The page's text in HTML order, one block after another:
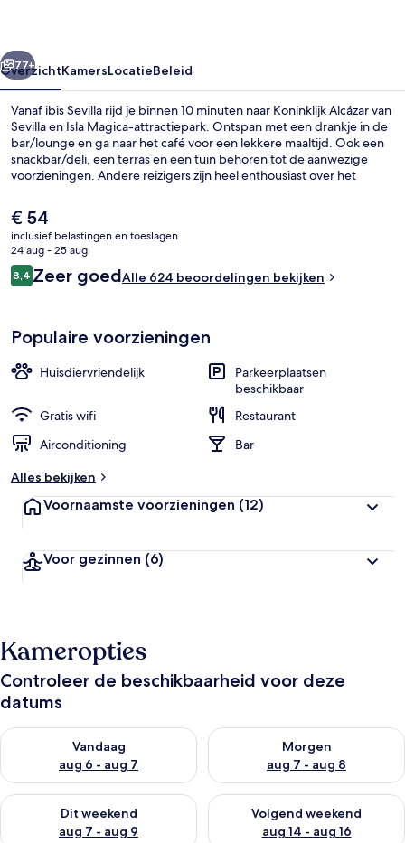
Volgende
77+
OverzichtKamersLocatieBeleid
Vanaf ibis Sevilla rijd je binnen 10 minuten naar Koninklijk Alcázar van
Sevilla en Isla Magica-attractiepark. Ontspan met een drankje in de
bar/lounge en ga naar het café voor een lekkere maaltijd. Ook een
snackbar/deli, een terras en een tuin behoren tot de aanwezige
voorzieningen. Andere reizigers zijn heel enthousiast over het
De
huidige
prijs
is
€ 54
€ 54
inclusief belastingen en toeslagen
24 aug - 25 aug
Beoordelingen
8,48,4 op 10 –
Zeer goedAlle 624 beoordelingen bekijken
Populaire voorzieningen
Huisdiervriendelijk
Parkeerplaatsen
beschikbaar
Gratis wifi
Restaurant
Airconditioning
Bar
Alles bekijken
Voornaamste voorzieningen (12)
Voor gezinnen (6)
Kameropties
Controleer de beschikbaarheid voor deze
datums
Vandaag
aug 6 - aug 7
De beschikbaarheid controleren voor vanavond aug 6 - aug 7
Morgen
aug 7 - aug 8
De beschikbaarheid
Dit weekend
aug 7 - aug 9
De beschikbaarheid controleren voor dit weekend aug 7 -
Volgend weekend
aug 14 - aug 16
De beschikbaarheid